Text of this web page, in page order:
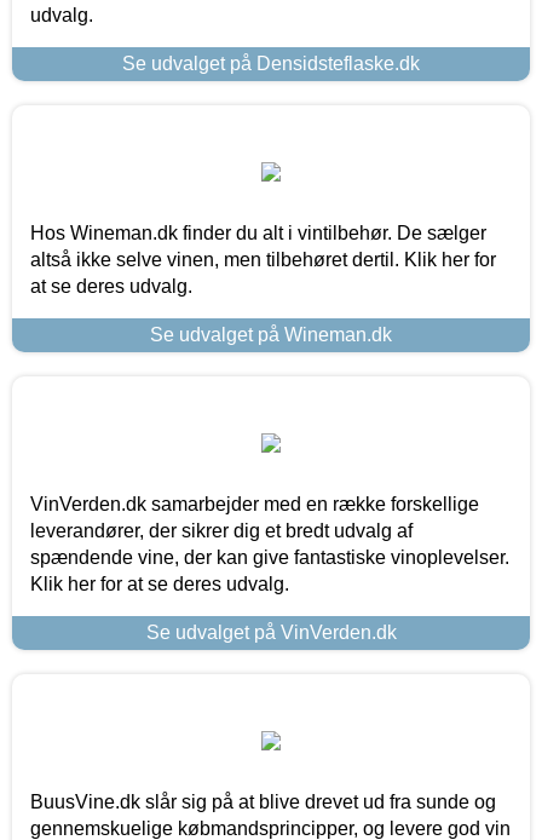
udvalg.
Se udvalget på Densidsteflaske.dk
Hos Wineman.dk finder du alt i vintilbehør. De sælger
altså ikke selve vinen, men tilbehøret dertil. Klik her for
at se deres udvalg.
Se udvalget på Wineman.dk
VinVerden.dk samarbejder med en række forskellige
leverandører, der sikrer dig et bredt udvalg af
spændende vine, der kan give fantastiske vinoplevelser.
Klik her for at se deres udvalg.
Se udvalget på VinVerden.dk
BuusVine.dk slår sig på at blive drevet ud fra sunde og
gennemskuelige købmandsprincipper, og levere god vin